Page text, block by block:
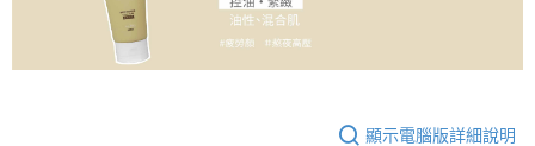
顯示電腦版詳細說明